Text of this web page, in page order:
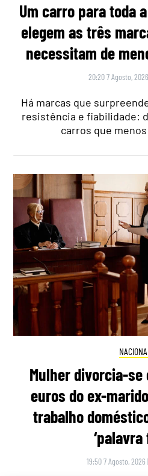
Um carro para toda
elegem as três
necessitam de
20:20 7 Agosto, 2026
Há marcas que
resistência e fiabilidade:
carros que
Mulher divorcia-se
euros do ex-
trabalho
‘palavra
19:50 7 Agosto, 2026 |